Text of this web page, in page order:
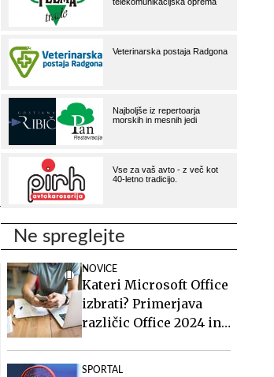
Ne spreglejte
NOVICE
Kateri Microsoft Office
izbrati? Primerjava
različic Office 2024 in
SPORTAL